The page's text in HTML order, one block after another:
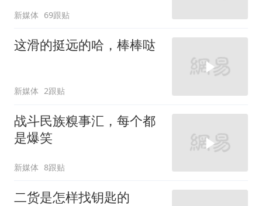
新媒体 69跟贴
这滑的挺远的哈，棒棒哒
新媒体 2跟贴
战斗民族糗事汇，每个都
是爆笑
新媒体 8跟贴
二货是怎样找钥匙的